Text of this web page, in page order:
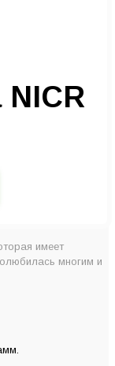
NICR
имеет
многим и